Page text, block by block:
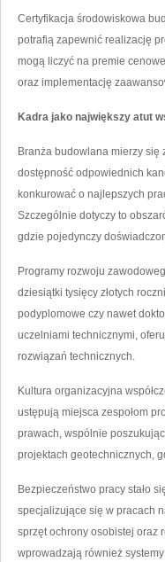
Certyfikacja środowiskowa
potrafią zapewnić realizację
mogą liczyć na premie
oraz implementację
Kadra jako największy atut
Branża budowlana mierzy
dostępność odpowiednich
konkurować o najlepszych
Szczególnie dotyczy to
gdzie pojedynczy
Programy rozwoju
dziesiątki tysięcy złotych
podyplomowe czy nawet
uczelniami technicznymi,
rozwiązań technicznych.
Kultura organizacyjna
ustępują miejsca zespołom
prawach, wspólnie
projektach geotechnicznych,
Bezpieczeństwo pracy stało
specjalizujące się w pracach
sprzęt ochrony osobistej oraz
wprowadzają również